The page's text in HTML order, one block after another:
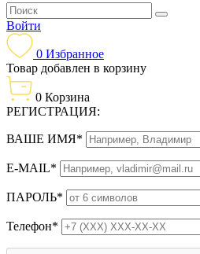
Войти
0 Избранное
Товар добавлен в корзину
0 Корзина
РЕГИСТРАЦИЯ:
ВАШЕ ИМЯ*
E-MAIL*
ПАРОЛЬ*
Телефон*